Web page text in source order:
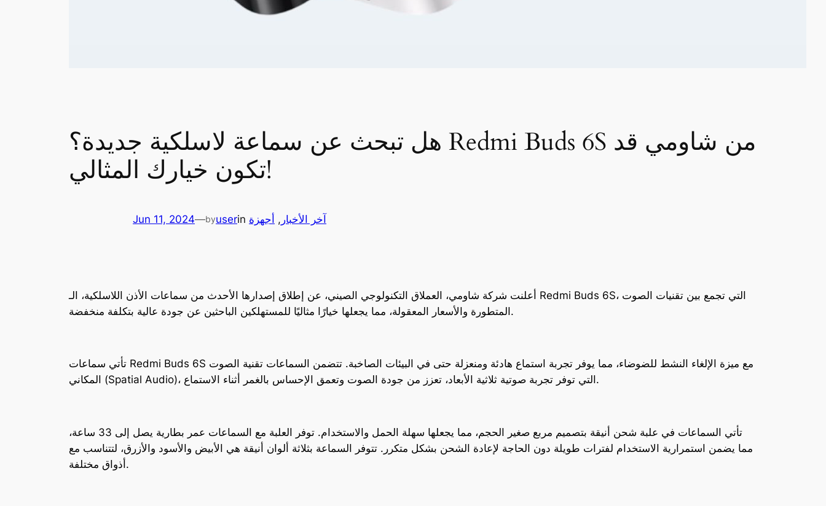
هل تبحث عن سماعة لاسلكية جديدة؟ Redmi Buds 6S من شاومي قد
تكون خيارك المثالي!
Jun 11, 2024—byuserin آخر الأخبار , أجهزة
أعلنت شركة شاومي، العملاق التكنولوجي الصيني، عن إطلاق إصدارها الأحدث من سماعات الأذن اللاسلكية، الـ Redmi Buds 6S، التي تجمع بين تقنيات الصوت
المتطورة والأسعار المعقولة، مما يجعلها خيارًا مثاليًا للمستهلكين الباحثين عن جودة عالية بتكلفة منخفضة.
تأتي سماعات Redmi Buds 6S مع ميزة الإلغاء النشط للضوضاء، مما يوفر تجربة استماع هادئة ومنعزلة حتى في البيئات الصاخبة. تتضمن السماعات تقنية الصوت
المكاني (Spatial Audio)، التي توفر تجربة صوتية ثلاثية الأبعاد، تعزز من جودة الصوت وتعمق الإحساس بالغمر أثناء الاستماع.
تأتي السماعات في علبة شحن أنيقة بتصميم مربع صغير الحجم، مما يجعلها سهلة الحمل والاستخدام. توفر العلبة مع السماعات عمر بطارية يصل إلى 33 ساعة،
مما يضمن استمرارية الاستخدام لفترات طويلة دون الحاجة لإعادة الشحن بشكل متكرر. تتوفر السماعة بثلاثة ألوان أنيقة هي الأبيض والأسود والأزرق، لتتناسب مع
أذواق مختلفة.